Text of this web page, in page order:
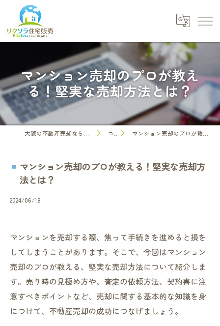
マンション売却のプロが教え
る！堅実な売却方法とは？
大阪の不動産売却なら株式会社リクソラ住宅販売 コラム マンション売却のプロが教える！堅実な売却方法とは？
マンション売却のプロが教える！堅実な売却方
法とは？
2024/06/18
マンションを売却する際、焦って手続きを進めると損を
してしまうことがあります。そこで、今回はマンション
売却のプロが教える、堅実な売却方法について紹介しま
す。売り時の見極め方や、査定の依頼方法、契約書に注
意すべきポイントなど、売却に関する基本的な知識を身
につけて、不動産売却の成功につなげましょう。